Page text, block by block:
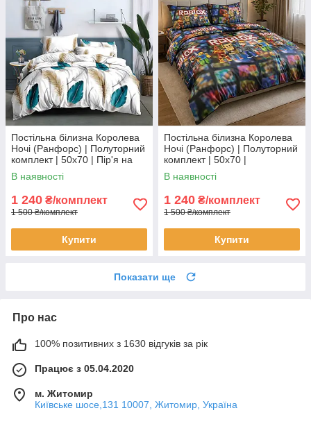
Постільна білизна Королева
Ночі (Ранфорс) | Полуторний
комплект | 50х70 | Пір'я на
білому
В наявності
1 240 ₴/комплект
1 500 ₴/комплект
Купити
Постільна білизна Королева
Ночі (Ранфорс) | Полуторний
комплект | 50х70 |
Різнокольоровий roblox
В наявності
1 240 ₴/комплект
1 500 ₴/комплект
Купити
Показати ще
Про нас
100% позитивних з 1630 відгуків за рік
Працює з 05.04.2020
м. Житомир
Київське шосе,131 10007, Житомир, Україна